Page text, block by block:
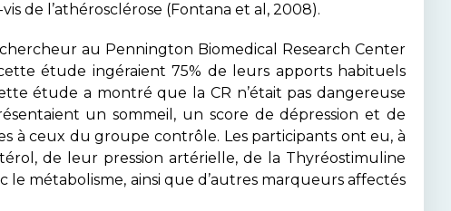
de l’athérosclérose (Fontana et al, 2008).
au Pennington Biomedical Research Center
étude ingéraient 75% de leurs apports habituels
étude a montré que la CR n’était pas dangereuse
un sommeil, un score de dépression et de
à ceux du groupe contrôle. Les participants ont eu, à
de leur pression artérielle, de la Thyréostimuline
métabolisme, ainsi que d’autres marqueurs affectés